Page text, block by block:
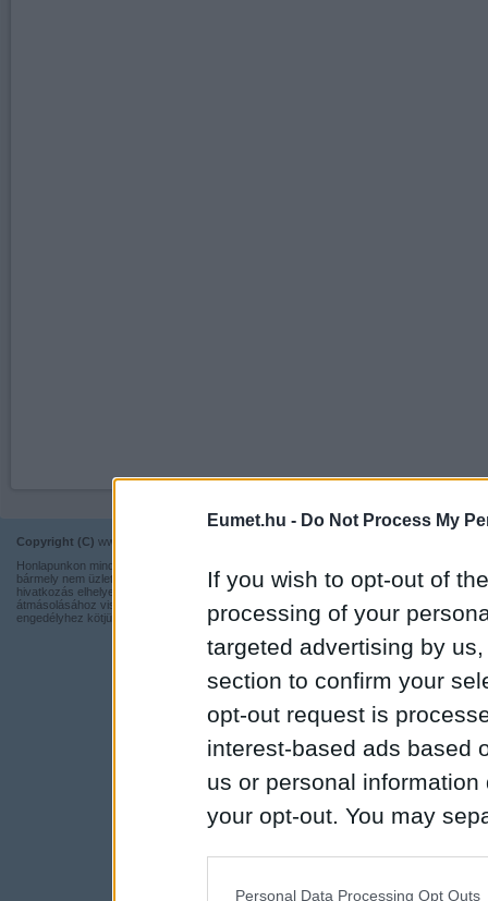
Eumet.hu - Do Not Process My
If you wish to opt-out of
processing of your
targeted advertising by
section to confirm your
opt-out request is
interest-based ads based
us or personal
your opt-out. You may
Personal Data Processing Opt Outs
Copyright (C) www.eumet.hu Minden jog fenntartva.
Honlapunkon minden információ szabadon és ingyen használható,
bármely nem üzleti tevékenységhez a forrás pontos megjelölésével,
hivatkozás elhelyezésével. Részeinek más honlapra történő
átmásolásához viszont nem járulunk hozzá, illetve írásos
engedélyhez kötjük.
Kapcsolat